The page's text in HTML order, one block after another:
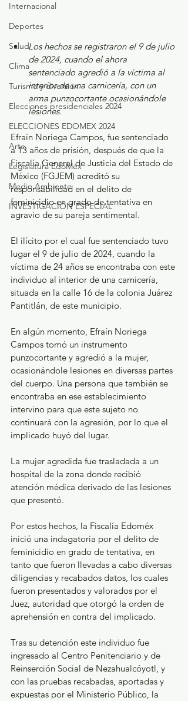
Internacional
Deportes
Salud
Clima
Turismo y diversión
Elecciones presidenciales 2024
ELECCIONES EDOMEX 2024
Arte
Legislatura EdoMéx
Medio Ambiente
INVESTIGACIÓN ESPECIAL
Los hechos se registraron el 9 de julio
de 2024, cuando el ahora
sentenciado agredió a la víctima al
interior de una carnicería, con un
arma punzocortante ocasionándole
lesiones.
Efraín Noriega Campos, fue sentenciado
a 13 años de prisión, después de que la
Fiscalía General de Justicia del Estado de
México (FGJEM) acreditó su
responsabilidad en el delito de
feminicidio en grado de tentativa en
agravio de su pareja sentimental.
El ilícito por el cual fue sentenciado tuvo
lugar el 9 de julio de 2024, cuando la
víctima de 24 años se encontraba con este
individuo al interior de una carnicería,
situada en la calle 16 de la colonia Juárez
Pantitlán, de este municipio.
En algún momento, Efraín Noriega
Campos tomó un instrumento
punzocortante y agredió a la mujer,
ocasionándole lesiones en diversas partes
del cuerpo. Una persona que también se
encontraba en ese establecimiento
intervino para que este sujeto no
continuará con la agresión, por lo que el
implicado huyó del lugar.
La mujer agredida fue trasladada a un
hospital de la zona donde recibió
atención médica derivado de las lesiones
que presentó.
Por estos hechos, la Fiscalía Edoméx
inició una indagatoria por el delito de
feminicidio en grado de tentativa, en
tanto que fueron llevadas a cabo diversas
diligencias y recabados datos, los cuales
fueron presentados y valorados por el
Juez, autoridad que otorgó la orden de
aprehensión en contra del implicado.
Tras su detención este individuo fue
ingresado al Centro Penitenciario y de
Reinserción Social de Nezahualcóyotl, y
con las pruebas recabadas, aportadas y
expuestas por el Ministerio Público, la